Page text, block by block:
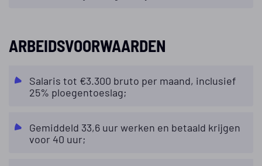
ARBEIDSVOORWAARDEN
Salaris tot €3.300 bruto per maand, inclusief
25% ploegentoeslag;
Gemiddeld 33,6 uur werken en betaald krijgen
voor 40 uur;